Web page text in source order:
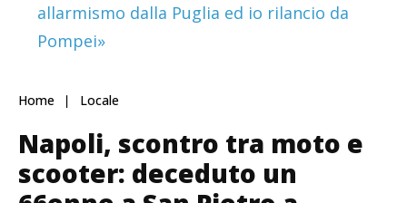
allarmismo dalla Puglia ed io rilancio da
Pompei»
Home Locale
Napoli, scontro tra moto e
scooter: deceduto un